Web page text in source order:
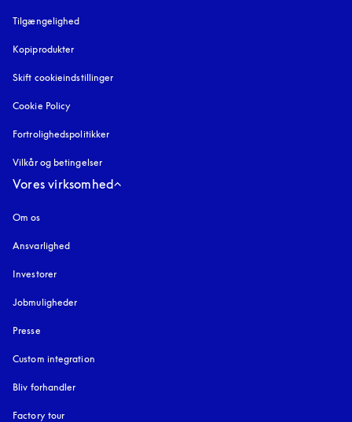
Tilgængelighed
Kopiprodukter
Skift cookieindstillinger
Cookie Policy
Fortrolighedspolitikker
Vilkår og betingelser
Vores virksomhed
Om os
Ansvarlighed
Investorer
Jobmuligheder
Presse
Custom integration
Bliv forhandler
Factory tour